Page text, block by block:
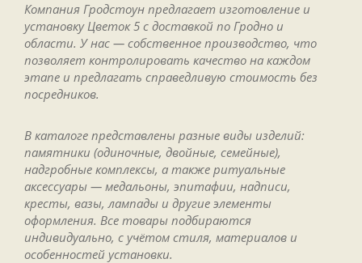
Компания Гродстоун предлагает изготовление и
установку Цветок 5 с доставкой по Гродно и
области. У нас — собственное производство, что
позволяет контролировать качество на каждом
этапе и предлагать справедливую стоимость без
посредников.
В каталоге представлены разные виды изделий:
памятники (одиночные, двойные, семейные),
надгробные комплексы, а также ритуальные
аксессуары — медальоны, эпитафии, надписи,
кресты, вазы, лампады и другие элементы
оформления. Все товары подбираются
индивидуально, с учётом стиля, материалов и
особенностей установки.